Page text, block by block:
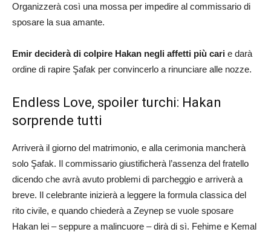
Organizzerà così una mossa per impedire al commissario di
sposare la sua amante.
Emir deciderà di colpire Hakan negli affetti più cari e darà
ordine di rapire Şafak per convincerlo a rinunciare alle nozze.
Endless Love, spoiler turchi: Hakan
sorprende tutti
Arriverà il giorno del matrimonio, e alla cerimonia mancherà
solo Şafak. Il commissario giustificherà l’assenza del fratello
dicendo che avrà avuto problemi di parcheggio e arriverà a
breve. Il celebrante inizierà a leggere la formula classica del
rito civile, e quando chiederà a Zeynep se vuole sposare
Hakan lei – seppure a malincuore – dirà di sì. Fehime e Kemal